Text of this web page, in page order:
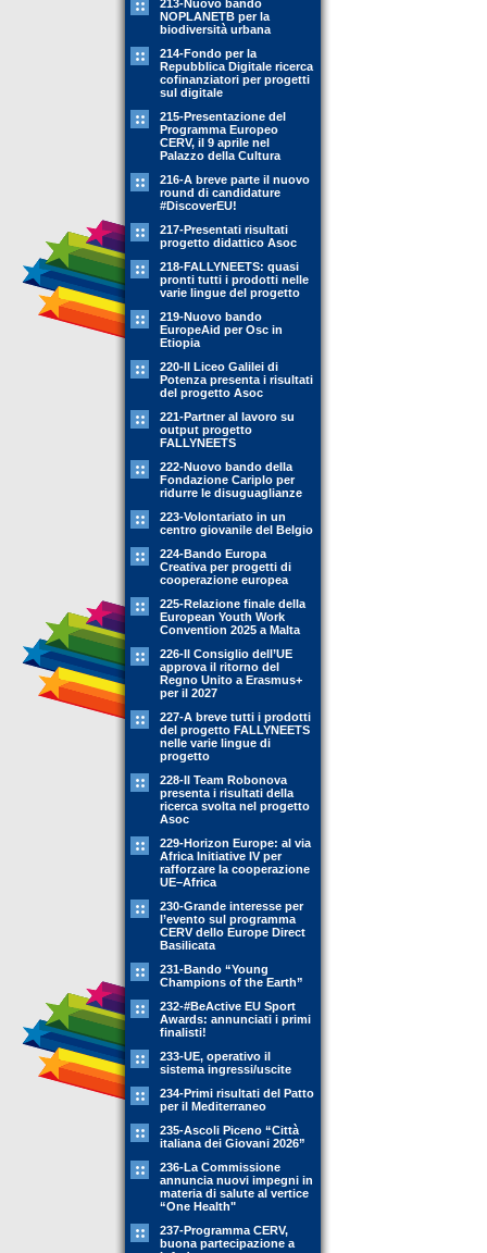
213-Nuovo bando
NOPLANETB per la
biodiversità urbana
214-Fondo per la
Repubblica Digitale ricerca
cofinanziatori per progetti
sul digitale
215-Presentazione del
Programma Europeo
CERV, il 9 aprile nel
Palazzo della Cultura
216-A breve parte il nuovo
round di candidature
#DiscoverEU!
217-Presentati risultati
progetto didattico Asoc
218-FALLYNEETS: quasi
pronti tutti i prodotti nelle
varie lingue del progetto
219-Nuovo bando
EuropeAid per Osc in
Etiopia
220-Il Liceo Galilei di
Potenza presenta i risultati
del progetto Asoc
221-Partner al lavoro su
output progetto
FALLYNEETS
222-Nuovo bando della
Fondazione Cariplo per
ridurre le disuguaglianze
223-Volontariato in un
centro giovanile del Belgio
224-Bando Europa
Creativa per progetti di
cooperazione europea
225-Relazione finale della
European Youth Work
Convention 2025 a Malta
226-Il Consiglio dell’UE
approva il ritorno del
Regno Unito a Erasmus+
per il 2027
227-A breve tutti i prodotti
del progetto FALLYNEETS
nelle varie lingue di
progetto
228-Il Team Robonova
presenta i risultati della
ricerca svolta nel progetto
Asoc
229-Horizon Europe: al via
Africa Initiative IV per
rafforzare la cooperazione
UE–Africa
230-Grande interesse per
l’evento sul programma
CERV dello Europe Direct
Basilicata
231-Bando “Young
Champions of the Earth”
232-#BeActive EU Sport
Awards: annunciati i primi
finalisti!
233-UE, operativo il
sistema ingressi/uscite
234-Primi risultati del Patto
per il Mediterraneo
235-Ascoli Piceno “Città
italiana dei Giovani 2026”
236-La Commissione
annuncia nuovi impegni in
materia di salute al vertice
“One Health"
237-Programma CERV,
buona partecipazione a